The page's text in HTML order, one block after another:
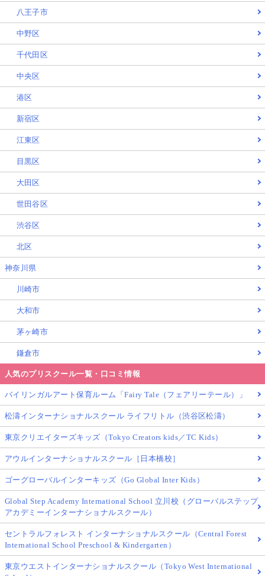
八王子市
中野区
千代田区
中央区
港区
新宿区
江東区
目黒区
大田区
世田谷区
渋谷区
北区
神奈川県
川崎市
大和市
茅ヶ崎市
鎌倉市
人気のプリスクール一覧・口コミ情報
バイリンガルアート保育ルーム「Fairy Tale（フェアリーテール）」
松濤インターナショナルスクール ライフリトル（渋谷区松濤）
東京クリエイターズキッズ（Tokyo Creators kids／TC Kids）
アウルインターナショナルスクール［日本橋校］
ゴーグローバルインターキッズ（Go Global Inter Kids）
Global Step Academy International School 立川校（グローバルステップ
アカデミーインターナショナルスクール）
セントラルフォレスト インターナショナルスクール（Central Forest
International School Preschool & Kindergarten）
東京ウエストインターナショナルスクール（Tokyo West International